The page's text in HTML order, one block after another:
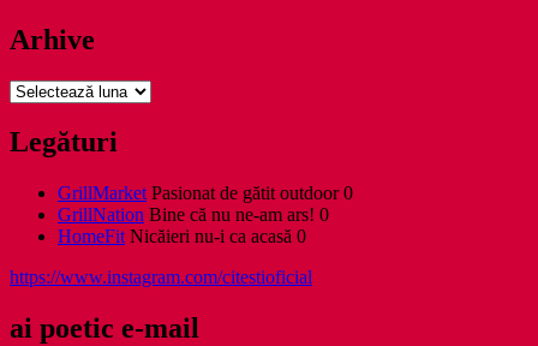
Arhive
Arhive
Legături
GrillMarket Pasionat de gătit outdoor 0
GrillNation Bine că nu ne-am ars! 0
HomeFit Nicăieri nu-i ca acasă 0
https://www.instagram.com/citestioficial
ai poetic e-mail